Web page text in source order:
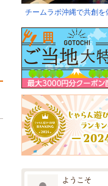
チームラボ沖縄で共創を
ようこそ